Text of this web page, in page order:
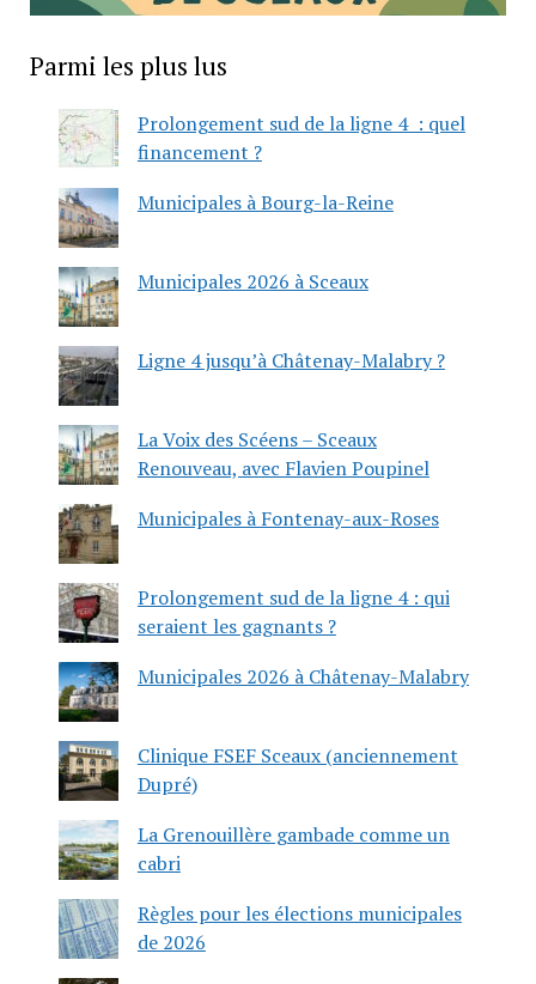
Parmi les plus lus
Prolongement sud de la ligne 4 : quel
financement ?
Municipales à Bourg-la-Reine
Municipales 2026 à Sceaux
Ligne 4 jusqu’à Châtenay-Malabry ?
La Voix des Scéens – Sceaux
Renouveau, avec Flavien Poupinel
Municipales à Fontenay-aux-Roses
Prolongement sud de la ligne 4 : qui
seraient les gagnants ?
Municipales 2026 à Châtenay-Malabry
Clinique FSEF Sceaux (anciennement
Dupré)
La Grenouillère gambade comme un
cabri
Règles pour les élections municipales
de 2026